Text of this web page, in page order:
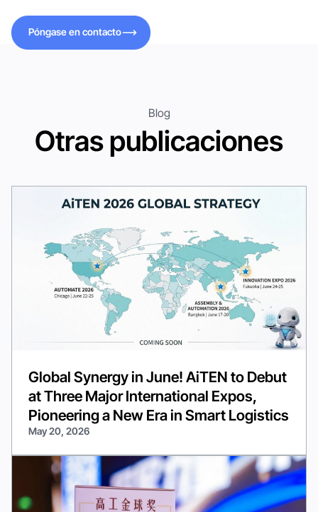
Póngase en contacto
Blog
Otras publicaciones
Global Synergy in June! AiTEN to Debut
at Three Major International Expos,
Pioneering a New Era in Smart Logistics
May 20, 2026